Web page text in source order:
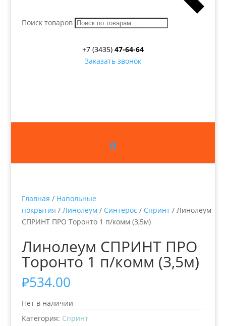
Поиск товаров
+7 (3435) 47-64-64
Заказать звонок
Главная / Напольные
покрытия / Линолеум / Синтерос / Спринт/ Линолеум
СПРИНТ ПРО Торонто 1 п/комм (3,5м)
Линолеум СПРИНТ ПРО
Торонто 1 п/комм (3,5м)
₽534.00
Нет в наличии
Категория: Спринт